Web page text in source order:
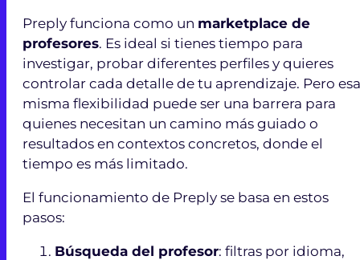
Preply funciona como un marketplace de
profesores. Es ideal si tienes tiempo para
investigar, probar diferentes perfiles y quieres
controlar cada detalle de tu aprendizaje. Pero esa
misma flexibilidad puede ser una barrera para
quienes necesitan un camino más guiado o
resultados en contextos concretos, donde el
tiempo es más limitado.
El funcionamiento de Preply se basa en estos
pasos:
Búsqueda del profesor: filtras por idioma,